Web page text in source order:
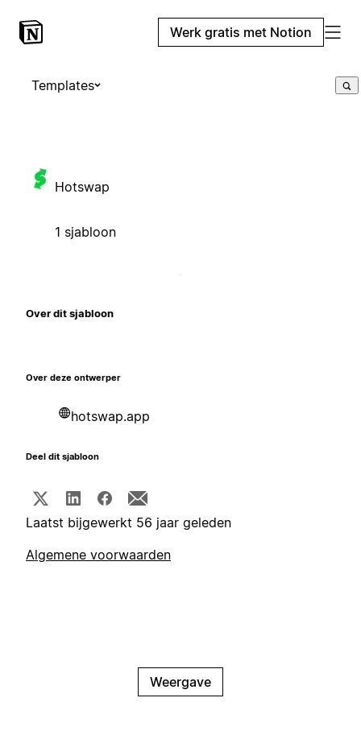
Werk gratis met Notion
Templates
Hotswap
1 sjabloon
Over dit sjabloon
Over deze ontwerper
hotswap.app
Deel dit sjabloon
Laatst bijgewerkt 56 jaar geleden
Algemene voorwaarden
Weergave